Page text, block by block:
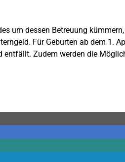
um dessen Betreuung
Für Geburten ab dem 1.
entfällt. Zudem werden die